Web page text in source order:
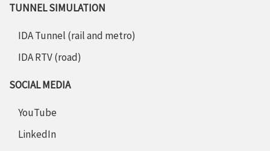
TUNNEL SIMULATION
IDA Tunnel (rail and metro)
IDA RTV (road)
SOCIAL MEDIA
YouTube
LinkedIn